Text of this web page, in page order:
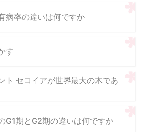
病率の違いは何ですか
す
ト セコイアが世界最大の木であ
G1期とG2期の違いは何ですか